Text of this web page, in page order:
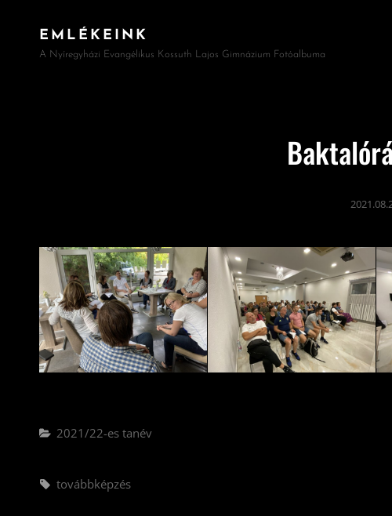
EMLÉKEINK
A Nyíregyházi Evangélikus Kossuth Lajos Gimnázium Fotóalbuma
Categories
2021/22-es tanév
Tags,
továbbképzés